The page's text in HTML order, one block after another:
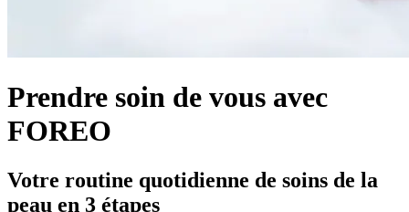
Prendre soin de vous avec
FOREO
Votre routine quotidienne de soins de la
peau en 3 étapes